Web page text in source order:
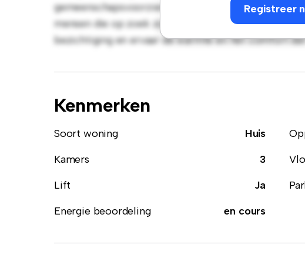
Registreer
gemeenschapsvoorzieningen. Dit huis heeft een
mensen die op zoek zijn naar een rustige levensstijl
bezichtiging en ervaar de warmte en het comfort
Kenmerken
Soort woning Huis
Kamers
3
Lift
Ja
Energie beoordeling
en cours